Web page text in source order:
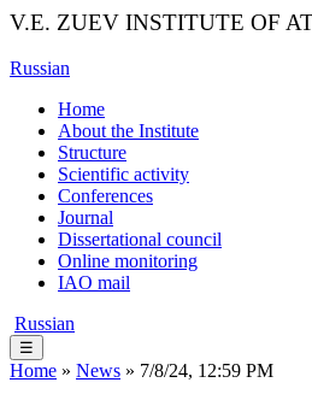
V.E. ZUEV INSTITUTE OF
Russian
Home
About the Institute
Structure
Scientific activity
Conferences
Journal
Dissertational council
Online monitoring
IAO mail
Russian
☰
Home » News » 7/8/24, 12:59 PM